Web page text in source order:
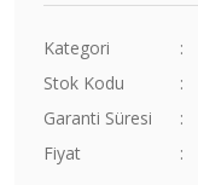
Kategori
Stok Kodu
Garanti Süresi
Fiyat